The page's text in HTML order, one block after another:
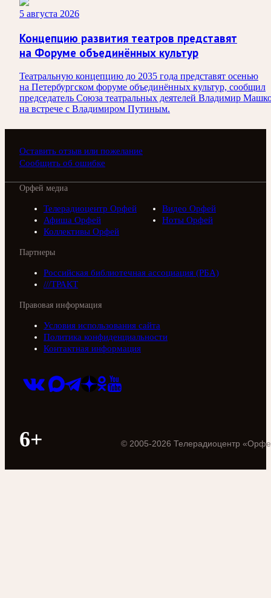
5 августа 2026
Концепцию развития театров представят
на Форуме объединённых культур
Театральную концепцию до 2035 года представят осенью
на Петербургском форуме объединённых культур, сообщил
председатель Союза театральных деятелей Владимир
на встрече с Владимиром Путиным.
Оставить отзыв или пожелание
Сообщить об ошибке
Орфей медиа
Телерадиоцентр Орфей
Видео Орфей
Афиша Орфей
Ноты Орфей
Коллективы Орфей
Партнеры
Российская библиотечная ассоциация (РБА)
///ТРАКТ
Правовая информация
Условия использования сайта
Политика конфиденциальности
Контактная информация
6+ © 2005-2026 Телерадиоцентр